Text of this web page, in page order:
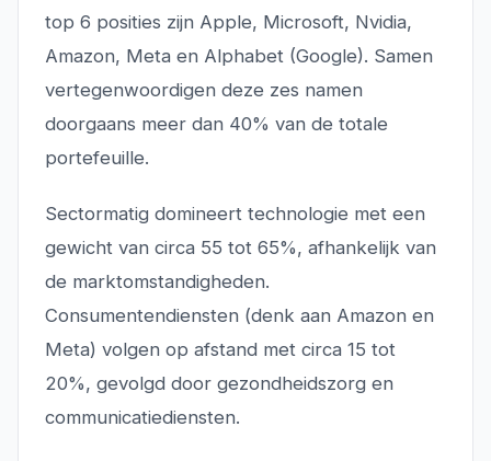
top 6 posities zijn Apple, Microsoft, Nvidia,
Amazon, Meta en Alphabet (Google). Samen
vertegenwoordigen deze zes namen
doorgaans meer dan 40% van de totale
portefeuille.
Sectormatig domineert technologie met een
gewicht van circa 55 tot 65%, afhankelijk van
de marktomstandigheden.
Consumentendiensten (denk aan Amazon en
Meta) volgen op afstand met circa 15 tot
20%, gevolgd door gezondheidszorg en
communicatiediensten.